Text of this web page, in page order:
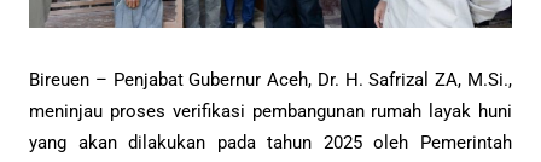
Bireuen – Penjabat Gubernur Aceh, Dr. H. Safrizal ZA, M.Si.,
meninjau proses verifikasi pembangunan rumah layak huni
yang akan dilakukan pada tahun 2025 oleh Pemerintah